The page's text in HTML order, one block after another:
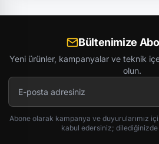
Bültenimize
Yeni ürünler, kampanyalar ve teknik
olun.
Abone olarak kampanya ve duyurularımız
kabul edersiniz; dilediğinizde